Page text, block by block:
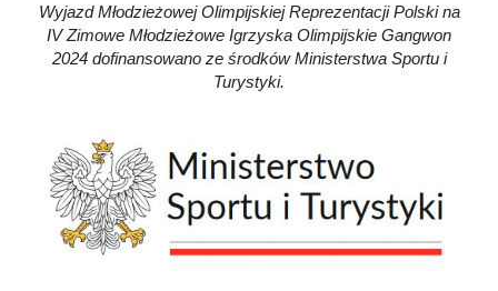
Wyjazd Młodzieżowej Olimpijskiej Reprezentacji Polski na
IV Zimowe Młodzieżowe Igrzyska Olimpijskie Gangwon
2024 dofinansowano ze środków Ministerstwa Sportu i
Turystyki.